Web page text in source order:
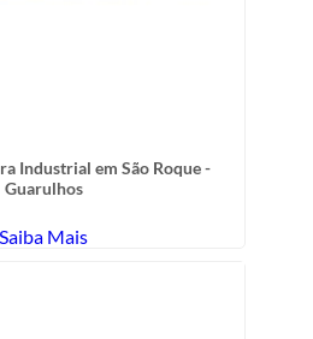
Industrial em São Roque -
Guarulhos
Saiba Mais